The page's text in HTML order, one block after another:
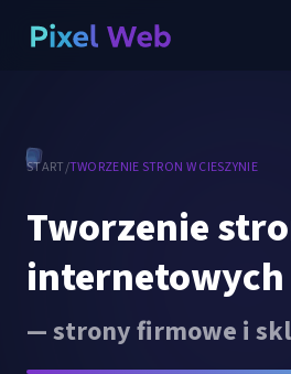
START/TWORZENIE STRON W CIESZYNIE
Tworzenie
internetowych
— strony firmowe i